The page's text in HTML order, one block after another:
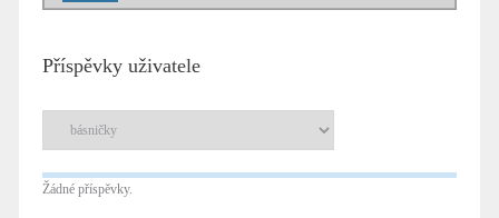
Příspěvky uživatele
Žádné příspěvky.